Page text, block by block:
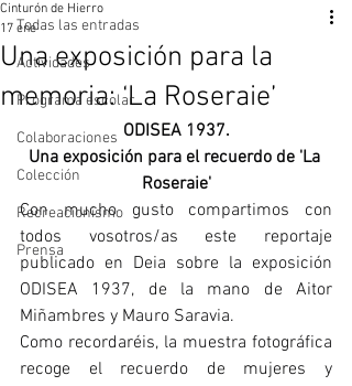
Todas las entradas
Actividades
Programa escolar
Colaboraciones
Colección
Recreacionismo
Prensa
Una exposición para la
memoria: ‘La Roseraie’
Cinturón de Hierro
17 ene
ODISEA 1937.
Una exposición para el recuerdo de 'La
Roseraie'
Con mucho gusto compartimos con
todos vosotros/as este reportaje
publicado en Deia sobre la exposición
ODISEA 1937, de la mano de Aitor
Miñambres y Mauro Saravia.
Como recordaréis, la muestra fotográfica
recoge el recuerdo de mujeres y